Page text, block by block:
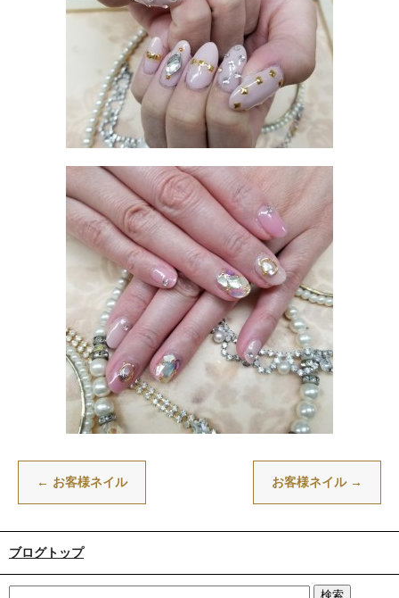
← お客様ネイル お客様ネイル →
ブログトップ